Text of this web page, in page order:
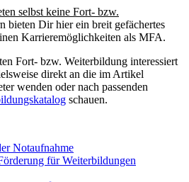
selbst keine Fort- bzw.
bieten Dir hier ein breit gefächertes
Karrieremöglichkeiten als MFA.
Fort- bzw. Weiterbildung interessiert
direkt an die im Artikel
wenden oder nach passenden
schauen.
Notaufnahme
für Weiterbildungen